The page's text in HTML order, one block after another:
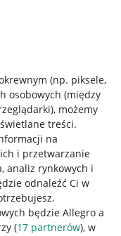
(np. piksele,
osobowych (między
, możemy
treści.
na
i przetwarzanie
analiz rynkowych i
odnaleźć Ci w
będzie Allegro a
(17 partnerów), w